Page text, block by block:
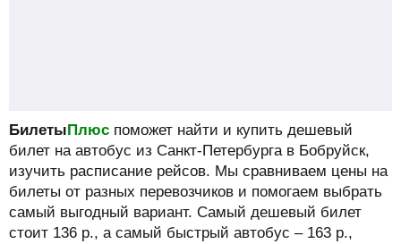
БилетыПлюс поможет найти и купить дешевый
билет на автобус из Санкт-Петербурга в Бобруйск,
изучить расписание рейсов. Мы сравниваем цены на
билеты от разных перевозчиков и помогаем выбрать
самый выгодный вариант. Самый дешевый билет
стоит 136 р., а самый быстрый автобус – 163 р.,